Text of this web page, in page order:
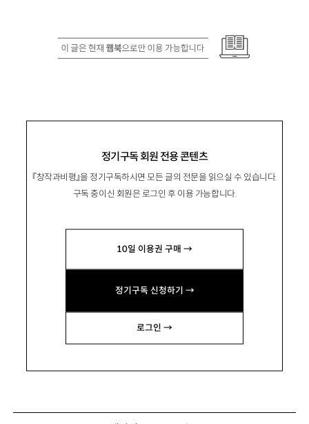
정기구독 회원 전용 콘텐츠
『창작과비평』을 정기구독하시면 모든 글의 전문을 읽으실 수 있습니다.
구독 중이신 회원은 로그인 후 이용 가능합니다.
10일 이용권 구매 →
정기구독 신청하기 →
로그인 →